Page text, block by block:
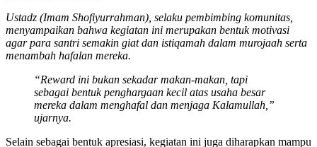
Ustadz (Imam Shofiyurrahman), selaku pembimbing komunitas,
menyampaikan bahwa kegiatan ini merupakan bentuk motivasi
agar para santri semakin giat dan istiqamah dalam murojaah serta
“Reward ini bukan sekadar makan-makan, tapi
sebagai bentuk penghargaan kecil atas usaha besar
mereka dalam menghafal dan menjaga Kalamullah,”